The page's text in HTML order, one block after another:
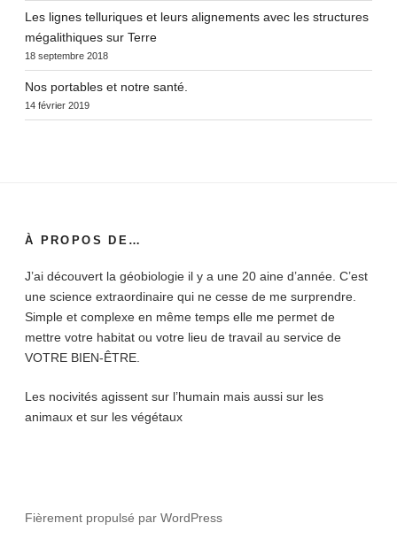
Les lignes telluriques et leurs alignements avec les structures
mégalithiques sur Terre
18 septembre 2018
Nos portables et notre santé.
14 février 2019
À PROPOS DE…
J’ai découvert la géobiologie il y a une 20 aine d’année. C’est
une science extraordinaire qui ne cesse de me surprendre.
Simple et complexe en même temps elle me permet de
mettre votre habitat ou votre lieu de travail au service de
VOTRE BIEN-ÊTRE.
Les nocivités agissent sur l’humain mais aussi sur les
animaux et sur les végétaux
Fièrement propulsé par WordPress